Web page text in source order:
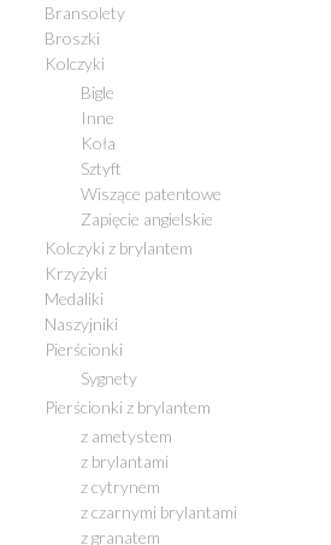
Bransolety
Broszki
Kolczyki
Bigle
Inne
Koła
Sztyft
Wiszące patentowe
Zapięcie angielskie
Kolczyki z brylantem
Krzyżyki
Medaliki
Naszyjniki
Pierścionki
Sygnety
Pierścionki z brylantem
z ametystem
z brylantami
z cytrynem
z czarnymi brylantami
z granatem